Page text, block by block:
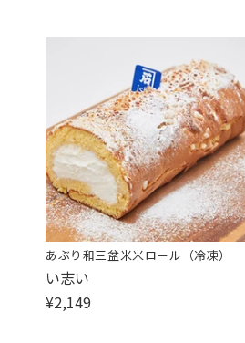
あぶり和三盆米米ロール（冷凍）
販
売
い志い
¥2,149